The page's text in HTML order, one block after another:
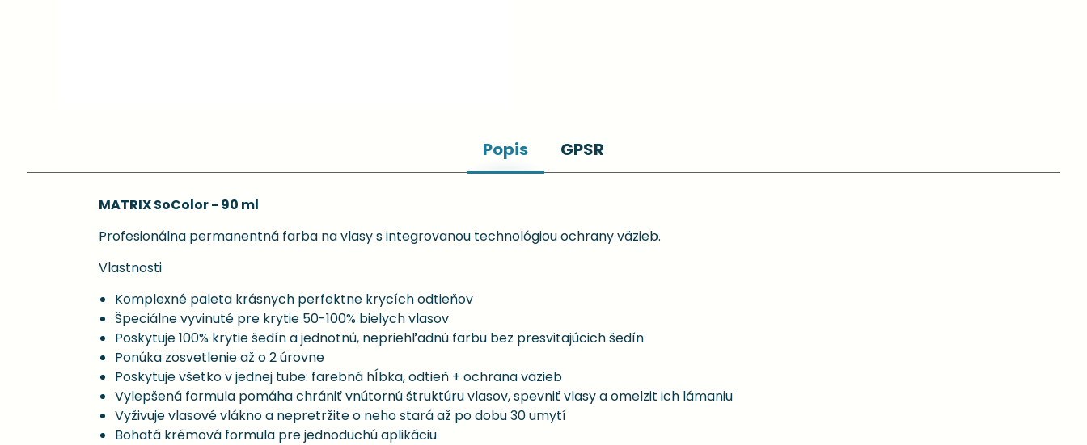
Popis GPSR
MATRIX SoColor - 90 ml
Profesionálna permanentná farba na vlasy s integrovanou technológiou ochrany väzieb.
Vlastnosti
Komplexné paleta krásnych perfektne krycích odtieňov
Špeciálne vyvinuté pre krytie 50-100% bielych vlasov
Poskytuje 100% krytie šedín a jednotnú, nepriehľadnú farbu bez presvitajúcich šedín
Ponúka zosvetlenie až o 2 úrovne
Poskytuje všetko v jednej tube: farebná hĺbka, odtieň + ochrana väzieb
Vylepšená formula pomáha chrániť vnútornú štruktúru vlasov, spevniť vlasy a omelzit ich lámaniu
Vyživuje vlasové vlákno a nepretržite o neho stará až po dobu 30 umytí
Bohatá krémová formula pre jednoduchú aplikáciu